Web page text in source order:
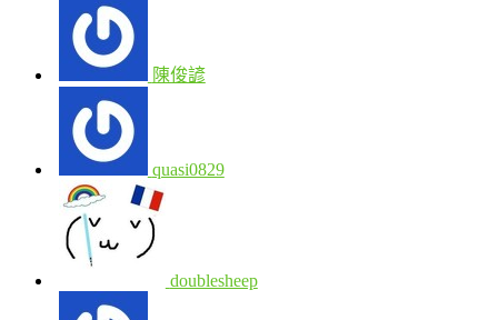
陳俊諺
quasi0829
doublesheep